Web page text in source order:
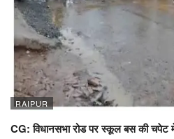
RAIPUR
CG: विधानसभा रोड पर स्कूल बस की